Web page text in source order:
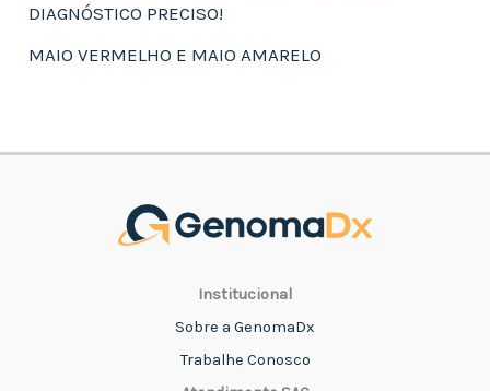
DIAGNÓSTICO PRECISO!
MAIO VERMELHO E MAIO AMARELO
Institucional
Sobre a GenomaDx
Trabalhe Conosco